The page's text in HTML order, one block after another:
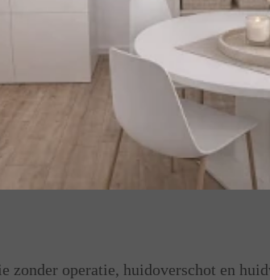
met natuurlijke huidverjonging en
operatie, huidoverschot en